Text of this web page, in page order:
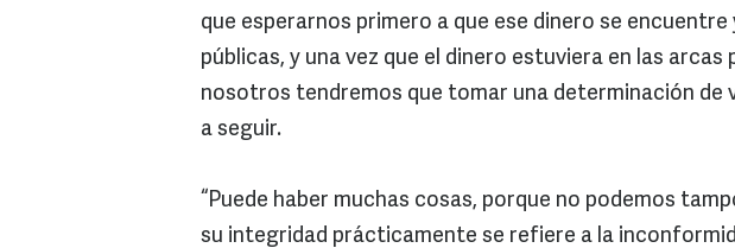
que esperarnos primero a que ese dinero se
públicas, y una vez que el dinero estuviera en las
nosotros tendremos que tomar una determinación de
a seguir.
“Puede haber muchas cosas, porque no podemos
su integridad prácticamente se refiere a la